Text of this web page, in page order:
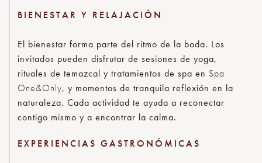
BIENESTAR Y RELAJACIÓN
El bienestar forma parte del ritmo de la boda. Los
invitados pueden disfrutar de sesiones de yoga,
rituales de temazcal y tratamientos de spa en Spa
One&Only, y momentos de tranquila reflexión en la
naturaleza. Cada actividad te ayuda a reconectar
contigo mismo y a encontrar la calma.
EXPERIENCIAS GASTRONÓMICAS